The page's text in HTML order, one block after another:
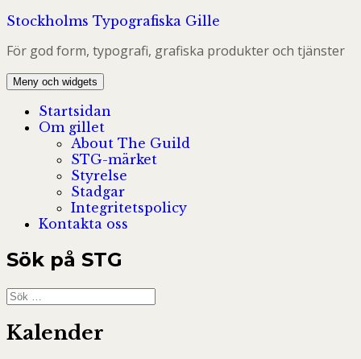
Hoppa
innehåll
Stockholms Typografiska Gille
För god form, typografi, grafiska produkter och tjänster
Meny och widgets
Startsidan
Om gillet
About The Guild
STG-märket
Styrelse
Stadgar
Integritetspolicy
Kontakta oss
Sök på STG
Sök
efter:
Kalender